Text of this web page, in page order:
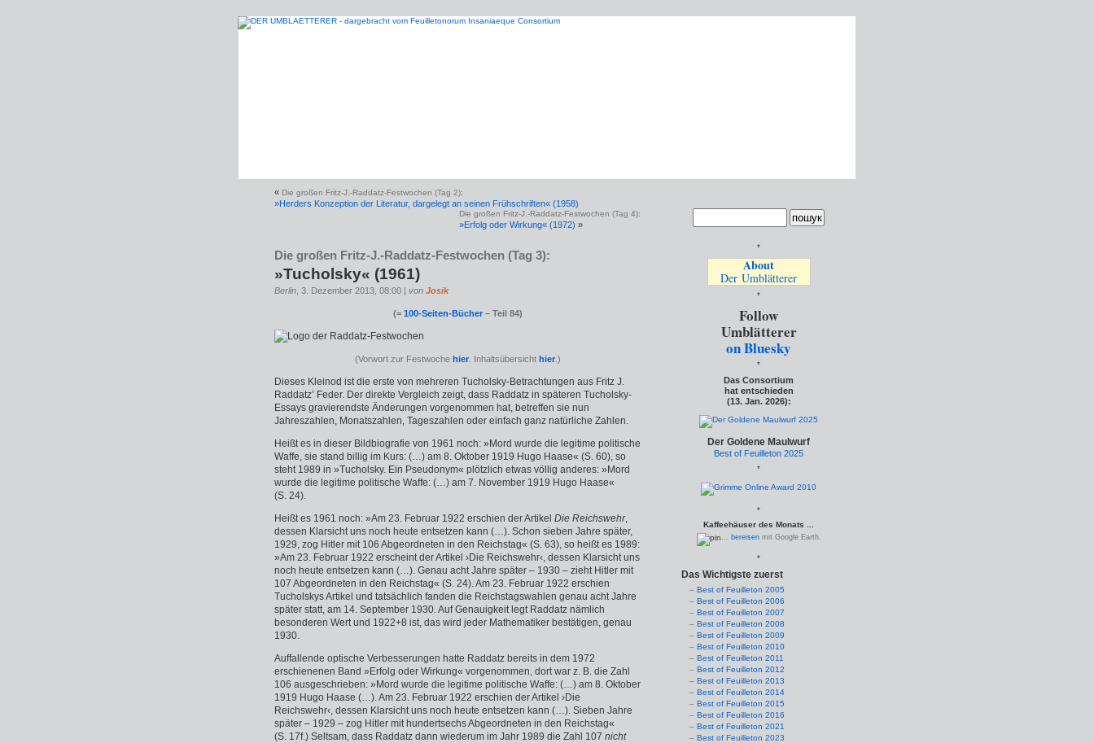
« Die großen Fritz-J.-Raddatz-Festwochen (Tag 2):
»Herders Konzeption der Literatur, dargelegt an seinen Frühschriften« (1958)
Die großen Fritz-J.-Raddatz-Festwochen (Tag 4):
»Erfolg oder Wirkung« (1972) »
Die großen Fritz-J.-Raddatz-Festwochen (Tag 3):
»Tucholsky« (1961)
Berlin , 3. Dezember 2013, 08:00 | von Josik
(= 100-Seiten-Bücher– Teil 84)
(Vorwort zur Festwoche hier. Inhaltsübersicht hier.)
Dieses Kleinod ist die erste von mehreren Tucholsky-Betrachtungen aus Fritz J.
Raddatz’ Feder. Der direkte Vergleich zeigt, dass Raddatz in späteren Tucholsky-
Essays gravierendste Änderungen vorgenommen hat, betreffen sie nun
Jahreszahlen, Monatszahlen, Tageszahlen oder einfach ganz natürliche Zahlen.
Heißt es in dieser Bildbiografie von 1961 noch: »Mord wurde die legitime politische
Waffe, sie stand billig im Kurs: (…) am 8. Oktober 1919 Hugo Haase« (S. 60), so
steht 1989 in »Tucholsky. Ein Pseudonym« plötzlich etwas völlig anderes: »Mord
wurde die legitime politische Waffe: (…) am 7. November 1919 Hugo Haase«
(S. 24).
Heißt es 1961 noch: »Am 23. Februar 1922 erschien der Artikel Die Reichswehr,
dessen Klarsicht uns noch heute entsetzen kann (…). Schon sieben Jahre später,
1929, zog Hitler mit 106 Abgeordneten in den Reichstag« (S. 63), so heißt es 1989:
»Am 23. Februar 1922 erscheint der Artikel ›Die Reichswehr‹, dessen Klarsicht uns
noch heute entsetzen kann (…). Genau acht Jahre später – 1930 – zieht Hitler mit
107 Abgeordneten in den Reichstag« (S. 24). Am 23. Februar 1922 erschien
Tucholskys Artikel und tatsächlich fanden die Reichstagswahlen genau acht Jahre
später statt, am 14. September 1930. Auf Genauigkeit legt Raddatz nämlich
besonderen Wert und 1922+8 ist, das wird jeder Mathematiker bestätigen, genau
1930.
Auffallende optische Verbesserungen hatte Raddatz bereits in dem 1972
erschienenen Band »Erfolg oder Wirkung« vorgenommen, dort war z. B. die Zahl
106 ausgeschrieben: »Mord wurde die legitime politische Waffe: (…) am 8. Oktober
1919 Hugo Haase (…). Am 23. Februar 1922 erschien der Artikel ›Die
Reichswehr‹, dessen Klarsicht uns noch heute entsetzen kann (…). Sieben Jahre
später – 1929 – zog Hitler mit hundertsechs Abgeordneten in den Reichstag«
(S. 17f.) Seltsam, dass Raddatz dann wiederum im Jahr 1989 die Zahl 107 nicht
*
About
Der Umblätterer
*
Follow
Umblätterer
on Bluesky
*
Das Consortium
hat entschieden
(13. Jan. 2026):
Der Goldene Maulwurf
Best of Feuilleton 2025
*
*
Kaffeehäuser des Monats ...
... bereisenmit Google Earth.
*
Das Wichtigste zuerst
Best of Feuilleton 2005
Best of Feuilleton 2006
Best of Feuilleton 2007
Best of Feuilleton 2008
Best of Feuilleton 2009
Best of Feuilleton 2010
Best of Feuilleton 2011
Best of Feuilleton 2012
Best of Feuilleton 2013
Best of Feuilleton 2014
Best of Feuilleton 2015
Best of Feuilleton 2016
Best of Feuilleton 2021
Best of Feuilleton 2023